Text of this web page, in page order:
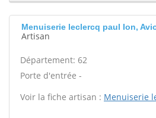
Menuiserie leclercq paul Ion,
Artisan
Département: 62
Porte d'entrée -
Voir la fiche artisan : Menuiserie